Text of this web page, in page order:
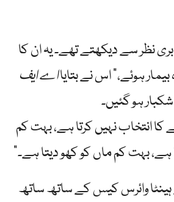
نظر سے دیکھتے تھے۔ یہ ان کا
ہوئے،” اس نے بتایااے ایف
ہو گئیں۔
کا انتخاب نہیں کرتا ہے، بہت کم
ہے، بہت کم ماں کو کھو دیتا ہے۔”
ہینٹا وائرس کیس کے ساتھ ساتھ